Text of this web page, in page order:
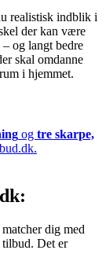
realistisk indblik i
der kan være
og langt bedre
skal omdanne
i hjemmet.
og tre skarpe,
dig med
tilbud. Det er